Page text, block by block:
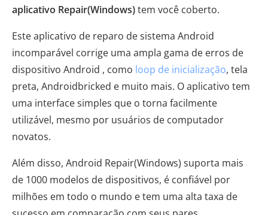
aplicativo Repair(Windows)tem você coberto.
Este aplicativo de reparo de sistema Android
incomparável corrige uma ampla gama de erros de
dispositivo Android , como loop de inicialização, tela
preta, Androidbricked e muito mais. O aplicativo tem
uma interface simples que o torna facilmente
utilizável, mesmo por usuários de computador
novatos.
Além disso, Android Repair(Windows) suporta mais
de 1000 modelos de dispositivos, é confiável por
milhões em todo o mundo e tem uma alta taxa de